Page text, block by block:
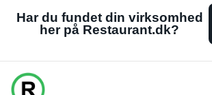
Har du fundet din virksomhed
her på Restaurant.dk?